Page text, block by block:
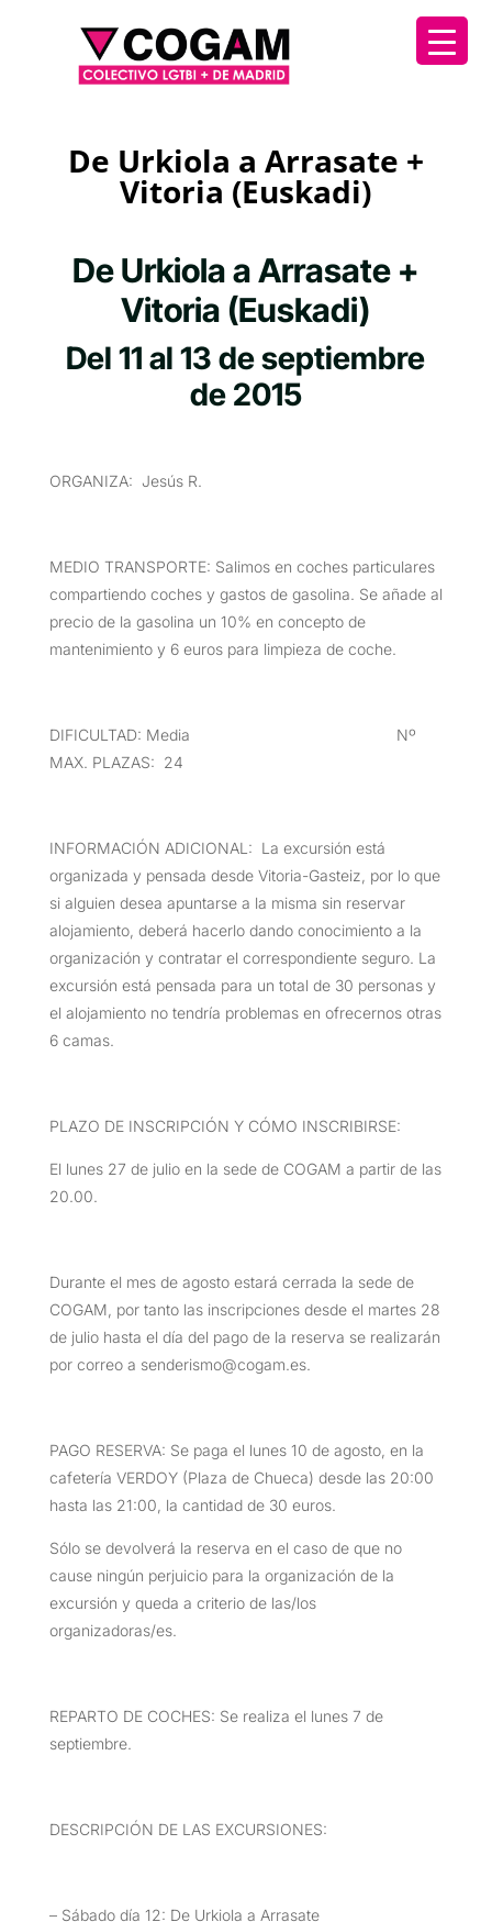
De Urkiola a Arrasate +
Vitoria (Euskadi)
De Urkiola a Arrasate +
Vitoria (Euskadi)
Del 11 al 13 de septiembre
de 2015
ORGANIZA: Jesús R.
MEDIO TRANSPORTE: Salimos en coches particulares
compartiendo coches y gastos de gasolina. Se añade al
precio de la gasolina un 10% en concepto de
mantenimiento y 6 euros para limpieza de coche.
DIFICULTAD: Media Nº
MAX. PLAZAS: 24
INFORMACIÓN ADICIONAL: La excursión está
organizada y pensada desde Vitoria-Gasteiz, por lo que
si alguien desea apuntarse a la misma sin reservar
alojamiento, deberá hacerlo dando conocimiento a la
organización y contratar el correspondiente seguro. La
excursión está pensada para un total de 30 personas y
el alojamiento no tendría problemas en ofrecernos otras
6 camas.
PLAZO DE INSCRIPCIÓN Y CÓMO INSCRIBIRSE:
El lunes 27 de julio en la sede de COGAM a partir de las
20.00.
Durante el mes de agosto estará cerrada la sede de
COGAM, por tanto las inscripciones desde el martes 28
de julio hasta el día del pago de la reserva se realizarán
por correo a senderismo@cogam.es.
PAGO RESERVA: Se paga el lunes 10 de agosto, en la
cafetería VERDOY (Plaza de Chueca) desde las 20:00
hasta las 21:00, la cantidad de 30 euros.
Sólo se devolverá la reserva en el caso de que no
cause ningún perjuicio para la organización de la
excursión y queda a criterio de las/los
organizadoras/es.
REPARTO DE COCHES: Se realiza el lunes 7 de
septiembre.
DESCRIPCIÓN DE LAS EXCURSIONES:
– Sábado día 12: De Urkiola a Arrasate